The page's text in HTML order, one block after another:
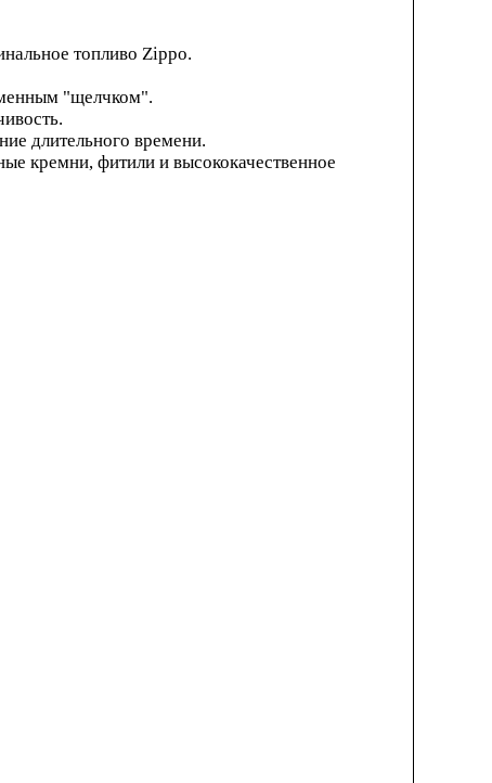
топливо Zippo.
"щелчком".
длительного времени.
кремни, фитили и высококачественное